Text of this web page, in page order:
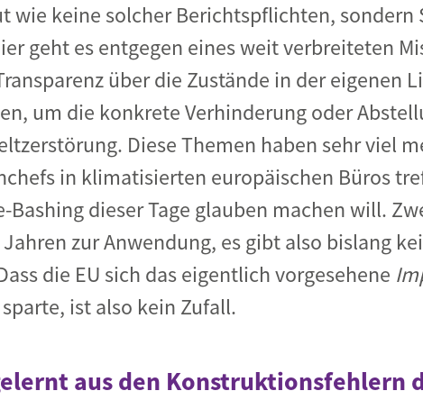
wie keine solcher Berichtspflichten,
geht es entgegen eines weit verbreiteten
über die Zustände in der eigenen
um die konkrete Verhinderung oder
Diese Themen haben sehr viel
in klimatisierten europäischen Büros
Bashing dieser Tage glauben machen will.
zur Anwendung, es gibt also bislang
die EU sich das eigentlich vorgesehene
ist also kein Zufall.
aus den Konstruktionsfehlern